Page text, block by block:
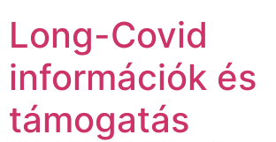
tartalomhoz
Long-Covid
információk és
támogatás